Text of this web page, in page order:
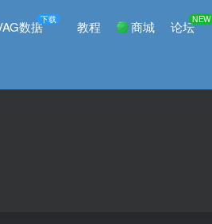
数据下载 教程 商城 论坛NEW